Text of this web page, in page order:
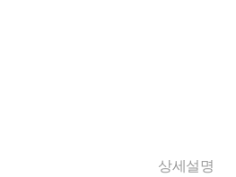
상세설명